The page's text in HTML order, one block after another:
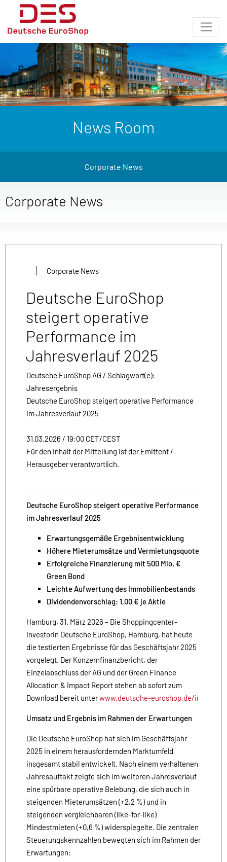
News Room
Corporate News
Corporate News
Corporate News
Deutsche EuroShop
steigert operative
Performance im
Jahresverlauf 2025
Deutsche EuroShop AG / Schlagwort(e):
Jahresergebnis
Deutsche EuroShop steigert operative Performance
im Jahresverlauf 2025
31.03.2026 / 19:00 CET/CEST
Für den Inhalt der Mitteilung ist der Emittent /
Herausgeber verantwortlich.
Deutsche EuroShop steigert operative Performance
im Jahresverlauf 2025
Erwartungsgemäße Ergebnisentwicklung
Höhere Mieterumsätze und Vermietungsquote
Erfolgreiche Finanzierung mit 500 Mio. €
Green Bond
Leichte Aufwertung des Immobilienbestands
Dividendenvorschlag: 1,00 € je Aktie
Hamburg, 31. März 2026 – Die Shoppingcenter-
Investorin Deutsche EuroShop, Hamburg, hat heute
die testierten Ergebnisse für das Geschäftsjahr 2025
vorgelegt. Der Konzernfinanzbericht, der
Einzelabschluss der AG und der Green Finance
Allocation & Impact Report stehen ab sofort zum
Download bereit unterwww.deutsche-euroshop.de/ir
Umsatz und Ergebnis im Rahmen der Erwartungen
Die Deutsche EuroShop hat sich im Geschäftsjahr
2025 in einem herausfordernden Marktumfeld
insgesamt stabil entwickelt. Nach einem verhaltenen
Jahresauftakt zeigte sich im weiteren Jahresverlauf
eine spürbare operative Belebung, die sich auch in
steigenden Mieterumsätzen (+2,2 %) und in
steigenden vergleichbaren (like-for-like)
Mindestmieten (+0,6 %) widerspiegelte. Die zentralen
Steuerungskennzahlen bewegten sich im Rahmen der
Erwartungen: